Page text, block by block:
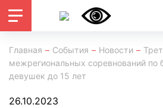
Главная События Новости
межрегиональных соревнований по
девушек до 15 лет
26.10.2023